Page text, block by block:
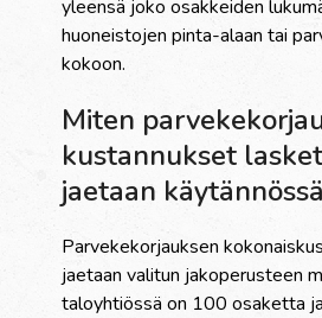
yleensä joko osakkeiden
huoneistojen pinta-alaan tai
kokoon.
Miten
kustannukset
jaetaan
Parvekekorjauksen
jaetaan valitun jakoperusteen
taloyhtiössä on 100 osaketta